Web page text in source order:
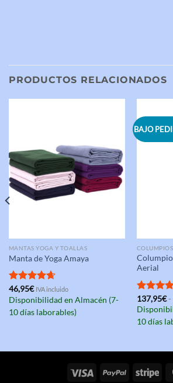
PRODUCTOS RELACIONADOS
MANTAS YOGA Y TOALLAS
Manta de Yoga Amaya
Valorado
con4.67
de 5
46,95€ IVA incluido
Disponibilidad en Almacén (7-
10 días laborables)
BAJO
Columpio
Aerial
Valorado
con4.33
de 5
137,95€ -
10 días